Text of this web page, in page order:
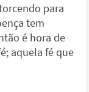
para
tem
é hora de
aquela fé que